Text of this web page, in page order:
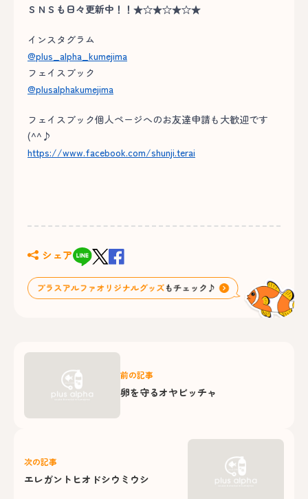
ＳＮＳも日々更新中！！★☆★☆★☆★
インスタグラム
@plus_alpha_kumejima
フェイスブック
@plusalphakumejima
フェイスブック個人ページへのお友達申請も大歓迎です
(^^♪
https://www.facebook.com/shunji.terai
シェア
前の記事
卵を守るオヤビッチャ
次の記事
エレガントヒオドシウミウシ